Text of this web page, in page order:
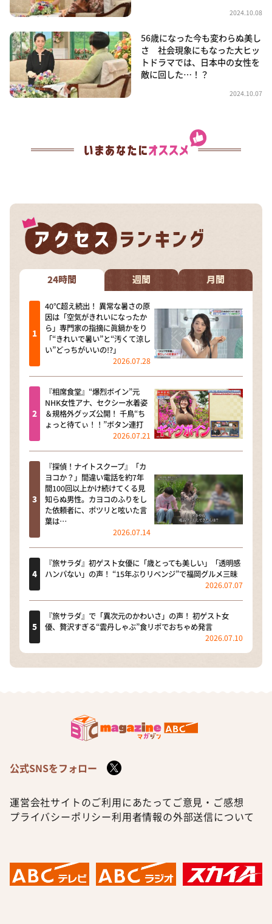
2024.10.08
56歳になった今も変わらぬ美し
さ 社会現象にもなった大ヒッ
トドラマでは、日本中の女性を
敵に回した…！？
2024.10.07
24時間 週間 月間
40℃超え続出！ 異常な暑さの原
因は「空気がきれいになったか
ら」専門家の指摘に眞鍋かをり
「“きれいで暑い”と“汚くて涼し
い”どっちがいいの!?」
2026.07.28
『相席食堂』“爆烈ボイン”元
NHK女性アナ、セクシー水着姿
＆規格外グッズ公開！ 千鳥“ち
ょっと待てぃ！！”ボタン連打
2026.07.21
『探偵！ナイトスクープ』「カ
ヨコか？」間違い電話を約7年
間100回以上かけ続けてくる見
知らぬ男性。カヨコのふりをし
た依頼者に、ポツリと呟いた言
葉は…
2026.07.14
『旅サラダ』初ゲスト女優に「歳とっても美しい」「透明感
ハンパない」の声！ “15年ぶりリベンジ”で福岡グルメ三昧
2026.07.07
『旅サラダ』で「異次元のかわいさ」の声！ 初ゲスト女
優、贅沢すぎる“雲丹しゃぶ”食リポでおちゃめ発言
2026.07.10
公式SNSをフォロー
運営会社サイトのご利用にあたって ご意見・ご感想
プライバシーポリシー利用者情報の外部送信について